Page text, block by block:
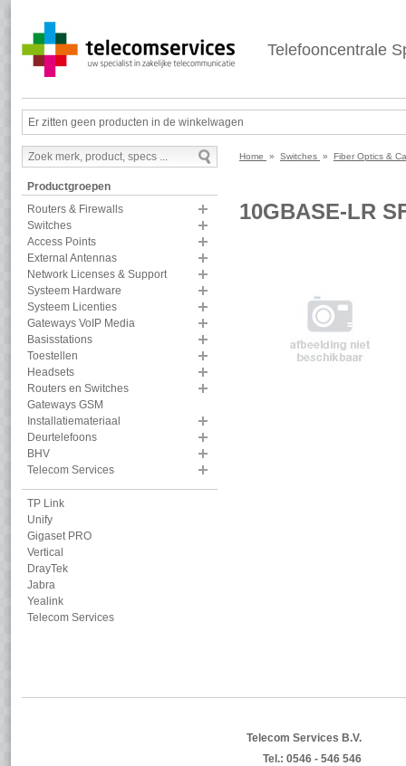
Telefooncentrale
Er zitten geen producten in de winkelwagen
Productgroepen
Routers & Firewalls
Switches
Access Points
External Antennas
Network Licenses & Support
Systeem Hardware
Systeem Licenties
Gateways VoIP Media
Basisstations
Toestellen
Headsets
Routers en Switches
Gateways GSM
Installatiemateriaal
Deurtelefoons
BHV
Telecom Services
TP Link
Unify
Gigaset PRO
Vertical
DrayTek
Jabra
Yealink
Telecom Services
Home » Switches » Fiber Optics &
10GBASE-LR
Telecom Services B.V.
Tel.: 0546 - 546 546